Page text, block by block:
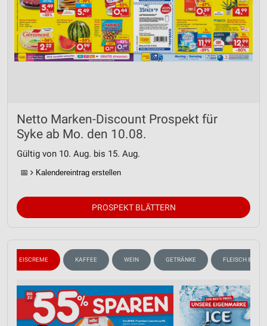
Netto Marken-Discount Prospekt für
Syke ab Mo. den 10.08.
Gültig von 10. Aug. bis 15. Aug.
📅 Kalendereintrag erstellen
PROSPEKT BLÄTTERN
EISCREME KAFFEE WEIN GETRÄNKE FLEISCH &